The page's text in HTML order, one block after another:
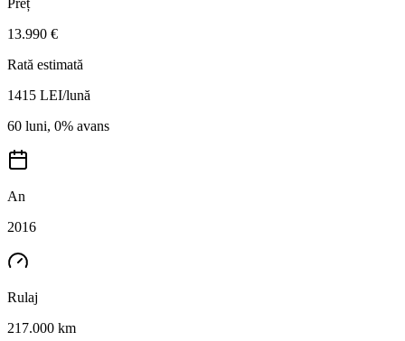
13.990 €
Rată estimată
1415 LEI/lună
60 luni, 0% avans
An
2016
Rulaj
217.000 km